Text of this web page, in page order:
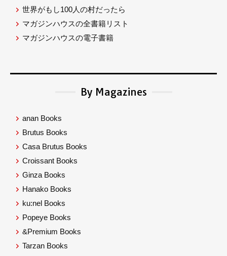
世界がもし100人の村だったら
マガジンハウスの全書籍リスト
マガジンハウスの電子書籍
By Magazines
anan Books
Brutus Books
Casa Brutus Books
Croissant Books
Ginza Books
Hanako Books
ku:nel Books
Popeye Books
&Premium Books
Tarzan Books